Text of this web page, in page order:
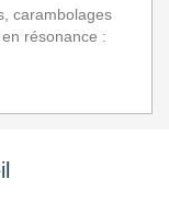
carambolages
résonance :